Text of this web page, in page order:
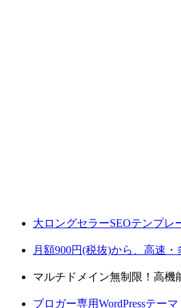
大ロングセラーSEOテンプレ
月額900円(税抜)から、高速
マルチドメイン無制限！高機
ブロガー専用WordPressテーマ